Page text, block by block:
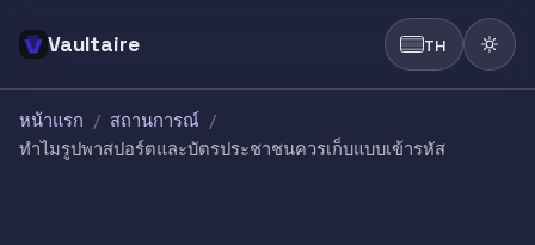
Vaultaire TH
หน้าแรก / สถานการณ์ /
ทำไมรูปพาสปอร์ตและบัตรประชาชนควรเก็บแบบเข้ารหัส